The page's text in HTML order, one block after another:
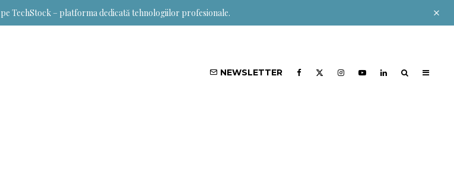
TechStock – platforma dedicată tehnologiilor profesionale.
NEWSLETTER